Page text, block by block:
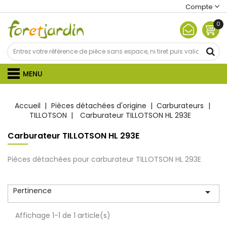
Compte
0
MENU
Accueil Pièces détachées d'origine
Carburateurs
TILLOTSON
Carburateur TILLOTSON HL 293E
Carburateur TILLOTSON HL 293E
Pièces détachées pour carburateur TILLOTSON HL 293E
Pertinence 
Affichage 1-1 de 1 article(s)